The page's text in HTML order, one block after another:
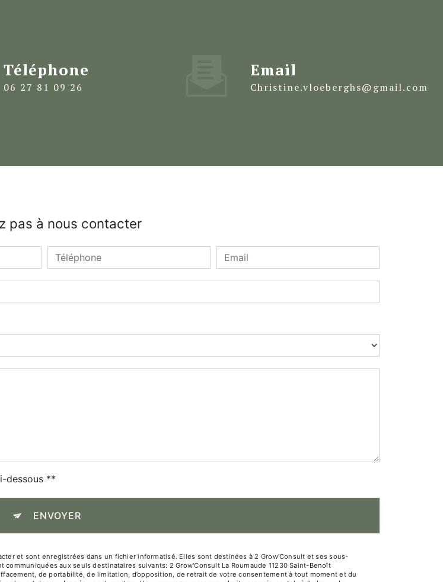
Téléphone
06 27 81 09 26
Email
christine.vloeberghs@gmail.com
pas à nous contacter
dessous **
ENVOYER
et sont enregistrées dans un fichier informatisé. Elles sont destinées à 2 Grow'Consult et ses sous-
aux seuls destinataires suivants: 2 Grow'Consult La Roumaude 11230 Saint-Benoît
de portabilité, de limitation, d’opposition, de retrait de votre consentement à tout moment et du